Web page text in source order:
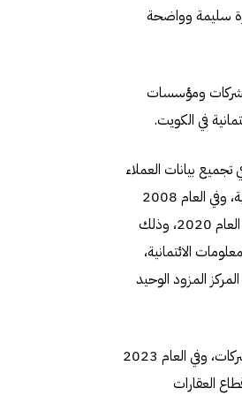
سليمة وواضحة
ودولية وشركات ومؤسسات
في الكويت.
بيانات العملاء
منذ العام 2001، حيث كانت بداية عملها حول جمع بيانات قروض الافراد الاستهلاكية، وفي العام 2008
تمت إضافة قروض الموظفين، حتى جاءت نقطة التحول الرئيسية في عمل الشركة في العام 2020، وذلك
للمعلومات الائتمانية،
المزود الوحيد
وأضافت أن الشركة واصلت تطورها فيما بعد، إذ دخلت في العام 2022 في قطاع الشركات، وفي العام 2023
العقارات